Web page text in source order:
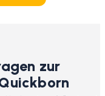
zur